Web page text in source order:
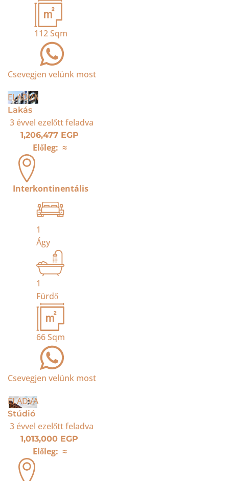
112Sqm
Csevegjen velünk most
ELADVA
Lakás
3 évvel ezelőttfeladva
1,206,477 EGP
Előleg: ≈
Interkontinentális
1
Ágy
1
Fürdő
66Sqm
Csevegjen velünk most
ELADVA
Stúdió
3 évvel ezelőttfeladva
1,013,000 EGP
Előleg: ≈